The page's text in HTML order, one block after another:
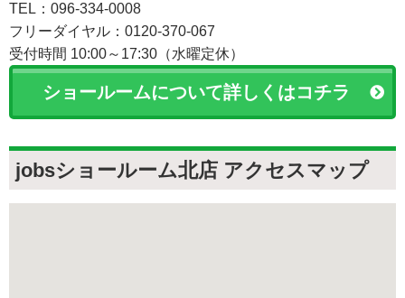
TEL：096-334-0008
フリーダイヤル：0120-370-067
受付時間 10:00～17:30（水曜定休）
ショールームについて詳しくはコチラ
jobsショールーム北店 アクセスマップ